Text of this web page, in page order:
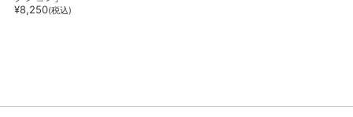
¥8,250(税込)